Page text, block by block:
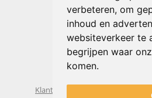
verbeteren, om
inhoud en
websiteverkeer te
begrijpen waar
komen.
Shophouse
Max
6716 BE Ede,
Telefoon:
E-mail:
Geopend: ma t/m vr
Klantenservice
Algemene